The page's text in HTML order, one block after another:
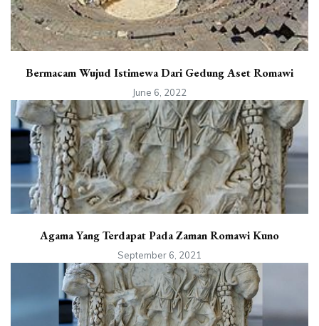
Bermacam Wujud Istimewa Dari Gedung Aset Romawi
June 6, 2022
Agama Yang Terdapat Pada Zaman Romawi Kuno
September 6, 2021